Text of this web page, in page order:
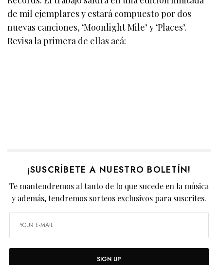
de mil ejemplares y estará compuesto por dos
nuevas canciones, ‘Moonlight Mile’ y ‘Places’.
Revisa la primera de ellas acá:
¡SUSCRÍBETE A NUESTRO BOLETÍN!
Te mantendremos al tanto de lo que sucede en la música
y además, tendremos sorteos exclusivos para suscrites.
SIGN UP